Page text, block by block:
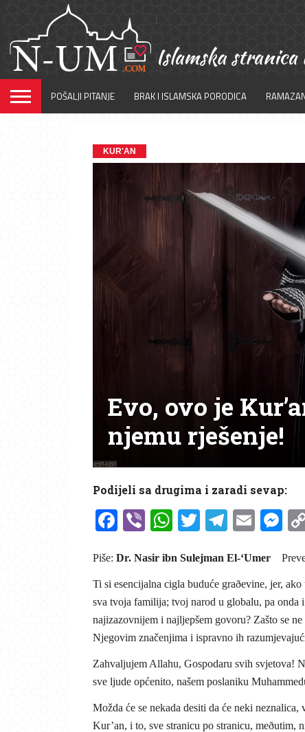
POŠALJI PITANJE BRAK I ISLAMSKA PORODICA
KUR'AN
Evo, ovo je
njemu rješenje!
Podijeli sa drugima i zaradi sevap:
Facebook
ViberWhatsApp
Twitter
Piše: Dr. Nasir ibn Sulejman El-‘Umer
Ti si esencijalna cigla buduće graðevine, jer,
sva tvoja familija; tvoj narod u globalu, pa onda
najizazovnijem i najljepšem govoru? Zašto se
Njegovim značenjima i ispravno ih
Zahvaljujem Allahu, Gospodaru svih svjetova!
sve ljude općenito, našem poslaniku
Možda će se nekada desiti da će neki
Kur’an, i to, sve stranicu po stranicu, meðutim,